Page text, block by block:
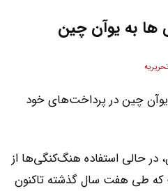
به یوآن چین
تحریریه
چین در پرداخت‌های خود
در حالی استفاده هنگ‌کنگی‌ها از
که طی هفت سال گذشته تاکنون